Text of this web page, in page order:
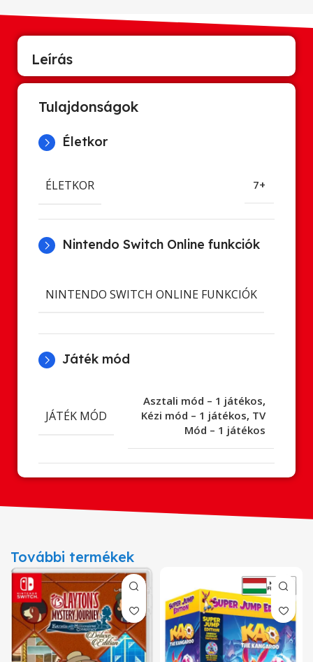
Leírás
Tulajdonságok
Életkor
ÉLETKOR 7+
Nintendo Switch Online funkciók
NINTENDO SWITCH ONLINE FUNKCIÓK
Játék mód
JÁTÉK MÓD
Asztali mód – 1 játékos,
Kézi mód – 1 játékos, TV
Mód – 1 játékos
További termékek